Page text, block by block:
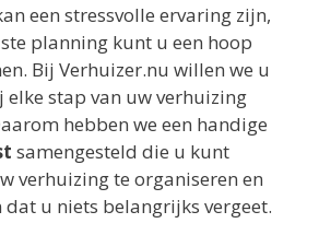
een stressvolle ervaring zijn,
planning kunt u een hoop
Bij Verhuizer.nu willen we u
stap van uw verhuizing
hebben we een handige
samengesteld die u kunt
verhuizing te organiseren en
dat u niets belangrijks vergeet.